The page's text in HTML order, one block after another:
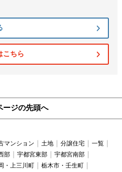
こちら
ージの先頭へ
マンション 土地 分譲住宅
一覧
部 宇都宮東部
宇都宮南部
・上三川町
栃木市・壬生町